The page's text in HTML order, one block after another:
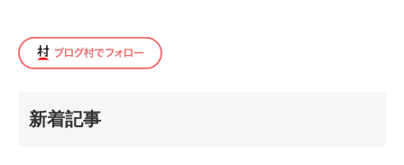
新着記事